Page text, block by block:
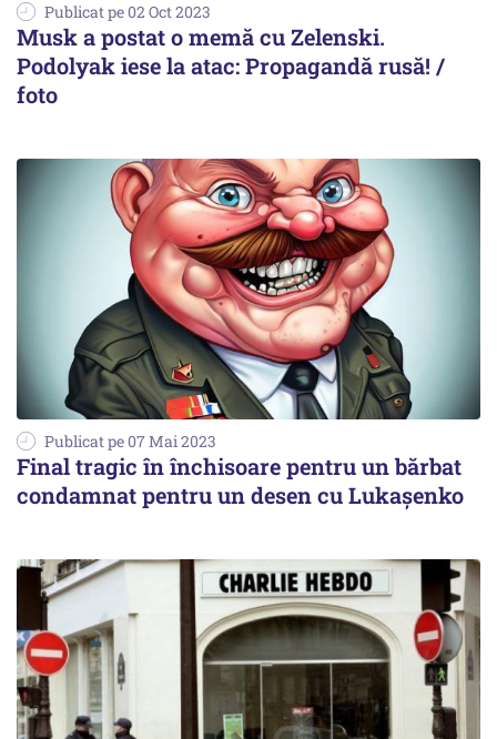
Publicat pe 02 Oct 2023
Musk a postat o memă cu Zelenski.
Podolyak iese la atac: Propagandă rusă! /
foto
Publicat pe 07 Mai 2023
Final tragic în închisoare pentru un bărbat
condamnat pentru un desen cu Lukașenko